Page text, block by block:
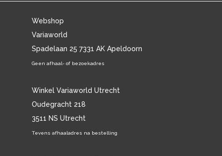
Webshop
Variaworld
Spadelaan 25 7331 AK Apeldoorn
Geen afhaal- of bezoekadres
Winkel Variaworld Utrecht
Oudegracht 218
3511 NS Utrecht
Tevens afhaaladres na bestelling